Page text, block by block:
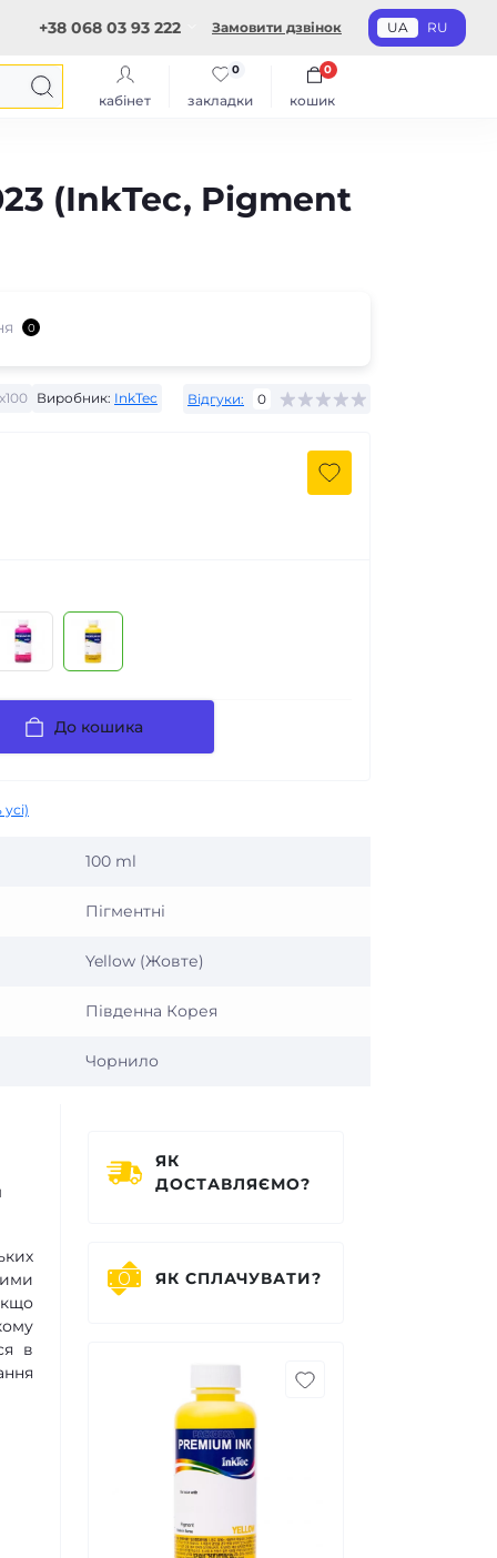
+38 068 03 93 222 Замовити дзвінок UA RU
кабінет закладки
0
кошик
0
(InkTec, Pigment
0
Виробник: InkTec Відгуки: 0
До кошика
100 ml
Пігментні
Yellow (Жовте)
Південна Корея
Чорнило
в
ЯК
ДОСТАВЛЯЄМО?
ЯК СПЛАЧУВАТИ?